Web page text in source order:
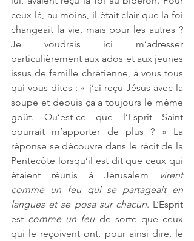
ceux-là, au moins, il était clair que la foi
changeait la vie, mais pour les autres ?
Je voudrais ici m’adresser
particulièrement aux ados et aux jeunes
issus de famille chrétienne, à vous tous
qui vous dites : « j’ai reçu Jésus avec la
soupe et depuis ça a toujours le même
goût. Qu’est-ce que l’Esprit Saint
pourrait m’apporter de plus ? » La
réponse se découvre dans le récit de la
Pentecôte lorsqu’il est dit que ceux qui
étaient réunis à Jérusalem
virent
comme un feu qui se partageait en
langues et se posa sur chacun. L’Esprit
est comme un feu de sorte que ceux
qui le reçoivent ont, pour ainsi dire, le